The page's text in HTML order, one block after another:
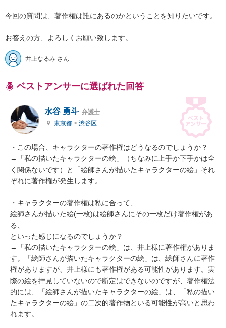
今回の質問は、著作権は誰にあるのかということを知りたいです。
お答えの方、よろしくお願い致します。
井上なるみ さん
ベストアンサーに選ばれた回答
水谷 勇斗 弁護士
東京都 > 渋谷区
・この場合、キャラクターの著作権はどうなるのでしょうか？
→「私の描いたキャラクターの絵」（ちなみに上手か下手かは全
く関係ないです）と「絵師さんが描いたキャラクターの絵」それ
ぞれに著作権が発生します。
・キャラクターの著作権は私に合って、
絵師さんが描いた絵(一枚)は絵師さんにその一枚だけ著作権があ
る、
といった感じになるのでしょうか？
→「私の描いたキャラクターの絵」は、井上様に著作権がありま
す。「絵師さんが描いたキャラクターの絵」は、絵師さんに著作
権がありますが、井上様にも著作権がある可能性があります。実
際の絵を拝見していないので断定はできないのですが、著作権法
的には、「絵師さんが描いたキャラクターの絵」は、「私の描い
たキャラクターの絵」の二次的著作物といる可能性が高いと思わ
れます。